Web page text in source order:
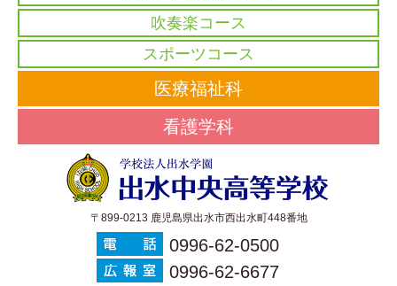
吹奏楽コース
スポーツコース
医療福祉科
看護学科
〒899-0213 鹿児島県出水市西出水町448番地
0996-62-0500
0996-62-6677